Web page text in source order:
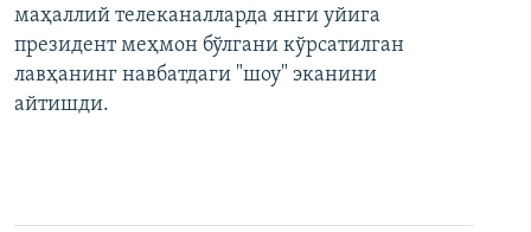
маҳаллий телеканалларда янги уйига
президент меҳмон бўлгани кўрсатилган
лавҳанинг навбатдаги "шоу" эканини
айтишди.